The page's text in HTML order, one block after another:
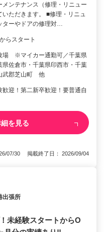
ンテナンス（修理・リニュー
ただきます。 ■修理・リニュ
ターやドアの修理対…
らスタート
場 ※マイカー通勤可／千葉県
佐倉市・千葉県印西市・千葉
武郡芝山町 他
迎！第二新卒歓迎！要普通自
を見る
07/30 掲載終了日： 2026/09/04
出張所
未経験スタートからO